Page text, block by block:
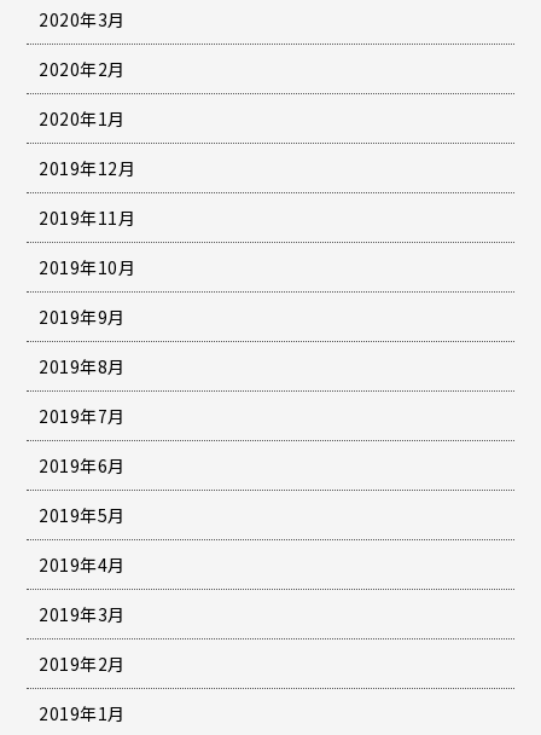
2020年3月
2020年2月
2020年1月
2019年12月
2019年11月
2019年10月
2019年9月
2019年8月
2019年7月
2019年6月
2019年5月
2019年4月
2019年3月
2019年2月
2019年1月